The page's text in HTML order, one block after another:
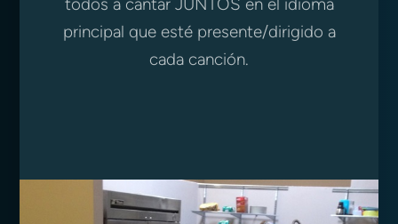
principal que esté presente/dirigido a
cada canción.